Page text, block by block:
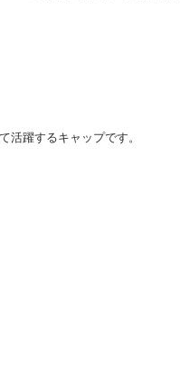
躍するキャップです。